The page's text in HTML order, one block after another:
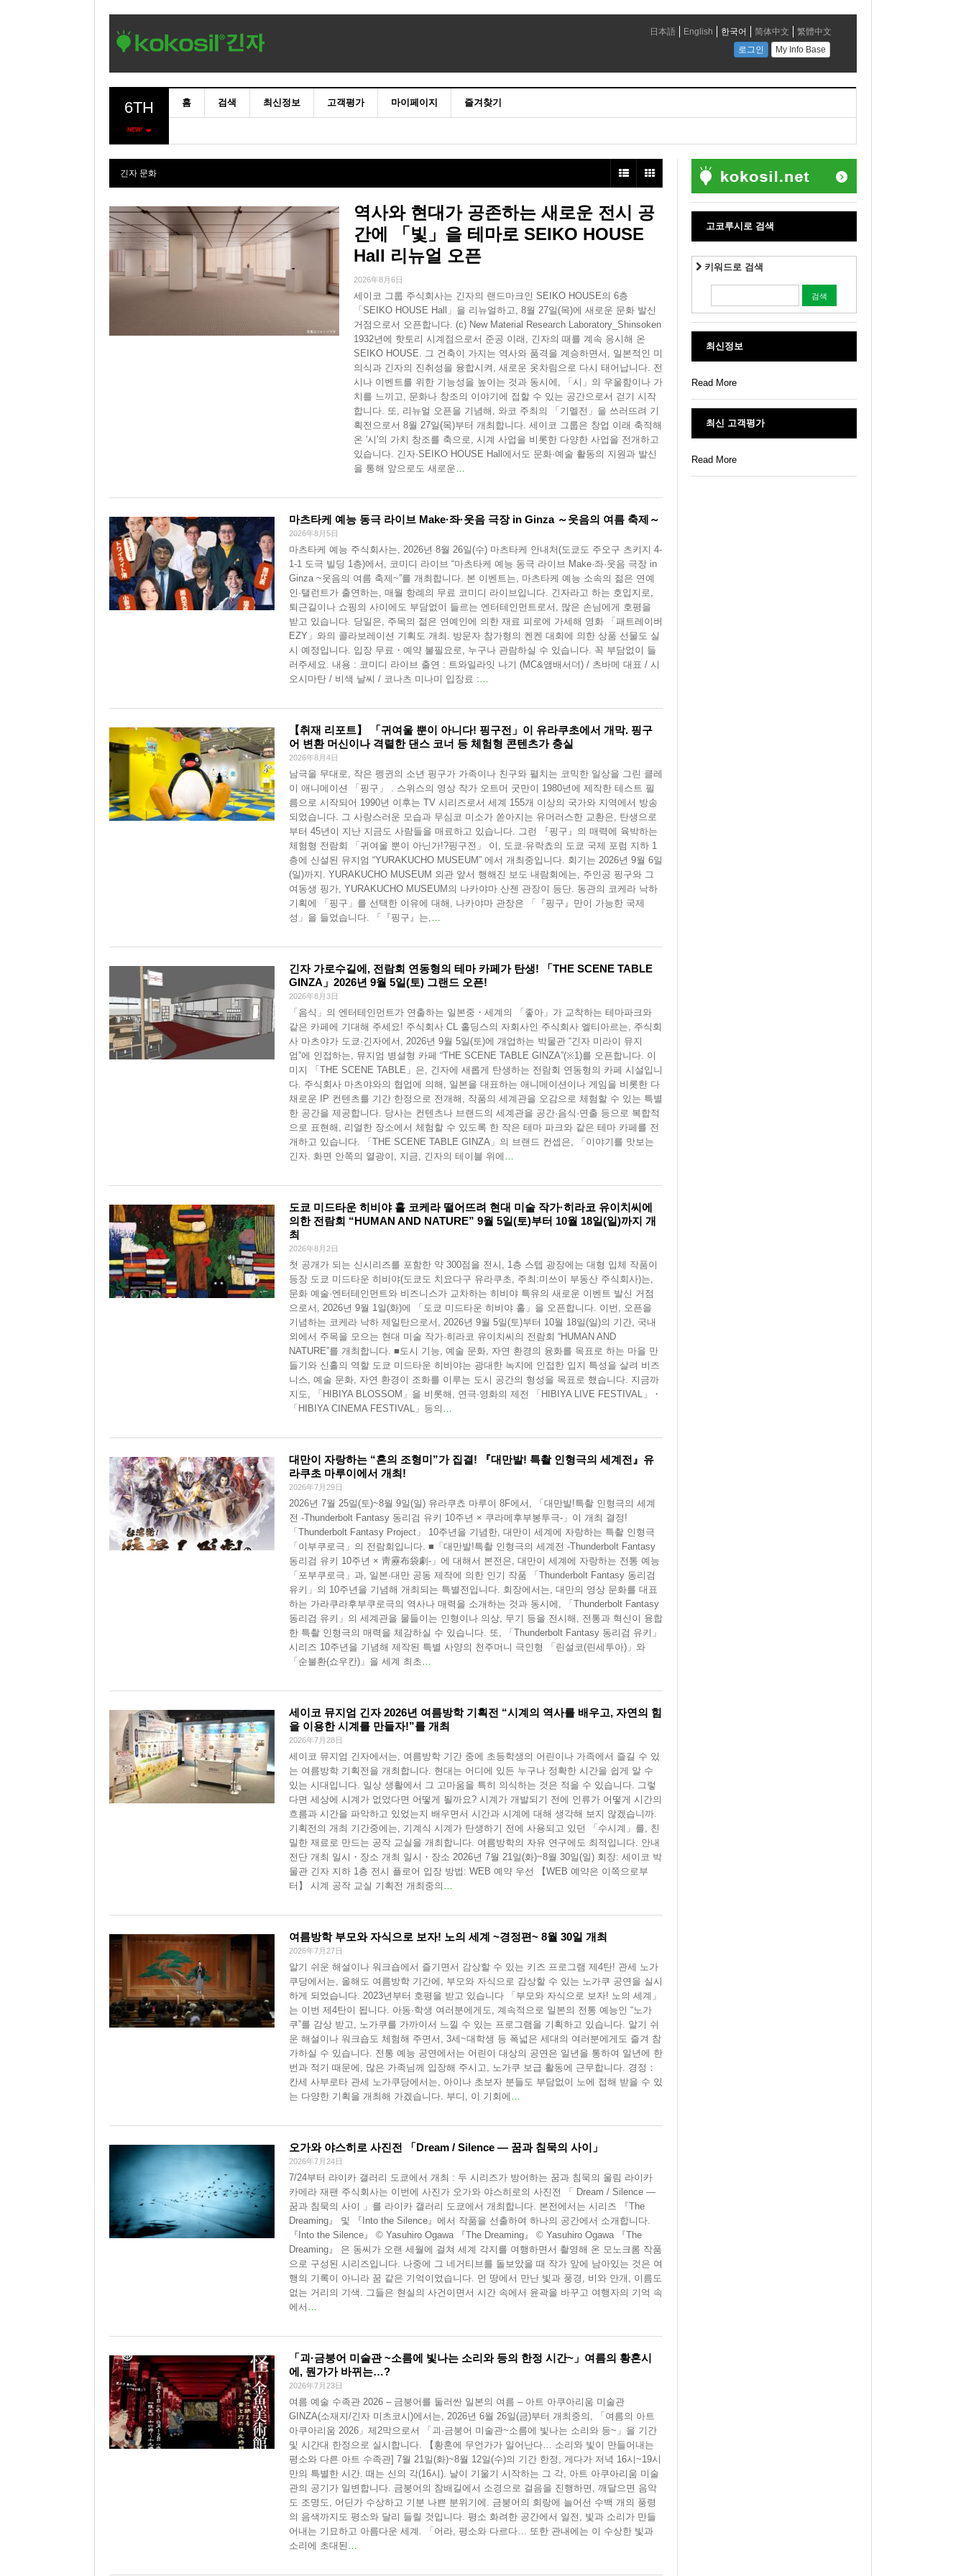
6TH
NEW!
홈 검색 최신정보 고객평가 마이페이지 즐겨찾기
긴자 문화
역사와 현대가 공존하는 새로운 전시 공
간에 「빛」을 테마로 SEIKO HOUSE
Hall 리뉴얼 오픈
2026年8月6日
세이코 그룹 주식회사는 긴자의 랜드마크인 SEIKO HOUSE의 6층
「SEIKO HOUSE Hall」을 리뉴얼하고, 8월 27일(목)에 새로운 문화 발신
거점으로서 오픈합니다. (c) New Material Research Laboratory_Shinsoken
1932년에 핫토리 시계점으로서 준공 이래, 긴자의 때를 계속 응시해 온
SEIKO HOUSE. 그 건축이 가지는 역사와 품격을 계승하면서, 일본적인 미
의식과 긴자의 진취성을 융합시켜, 새로운 옷차림으로 다시 태어납니다. 전
시나 이벤트를 위한 기능성을 높이는 것과 동시에, 「시」의 우울함이나 가
치를 느끼고, 문화나 창조의 이야기에 접할 수 있는 공간으로서 걷기 시작
합니다. 또, 리뉴얼 오픈을 기념해, 와코 주최의 「기멜전」을 쓰러뜨려 기
획전으로서 8월 27일(목)부터 개최합니다. 세이코 그룹은 창업 이래 축적해
온 '시'의 가치 창조를 축으로, 시계 사업을 비롯한 다양한 사업을 전개하고
있습니다. 긴자·SEIKO HOUSE Hall에서도 문화·예술 활동의 지원과 발신
을 통해 앞으로도 새로운…
마츠타케 예능 동극 라이브 Make·좌·웃음 극장 in Ginza ～웃음의 여름 축제～
2026年8月5日
마츠타케 예능 주식회사는, 2026년 8월 26일(수) 마츠타케 안내처(도쿄도 주오구 츠키지 4-
1-1 도극 빌딩 1층)에서, 코미디 라이브 “마츠타케 예능 동극 라이브 Make·좌·웃음 극장 in
Ginza ~웃음의 여름 축제~”를 개최합니다. 본 이벤트는, 마츠타케 예능 소속의 젊은 연예
인·탤런트가 출연하는, 매월 항례의 무료 코미디 라이브입니다. 긴자라고 하는 호입지로,
퇴근길이나 쇼핑의 사이에도 부담없이 들르는 엔터테인먼트로서, 많은 손님에게 호평을
받고 있습니다. 당일은, 주목의 젊은 연예인에 의한 재료 피로에 가세해 영화 「패트레이버
EZY」와의 콜라보레이션 기획도 개최. 방문자 참가형의 켄켄 대회에 의한 상품 선물도 실
시 예정입니다. 입장 무료・예약 불필요로, 누구나 관람하실 수 있습니다. 꼭 부담없이 들
러주세요. 내용 : 코미디 라이브 출연 : 트와일라잇 나기 (MC&앰배서더) / 츠바메 대표 / 시
오시마탄 / 비색 날씨 / 코나츠 미나미 입장료 :…
【취재 리포트】 「귀여울 뿐이 아니다! 핑구전」이 유라쿠초에서 개막. 핑구
어 변환 머신이나 격렬한 댄스 코너 등 체험형 콘텐츠가 충실
2026年8月4日
남극을 무대로, 작은 펭귄의 소년 핑구가 가족이나 친구와 펼치는 코믹한 일상을 그린 클레
이 애니메이션 「핑구」 . 스위스의 영상 작가 오트머 굿만이 1980년에 제작한 테스트 필
름으로 시작되어 1990년 이후는 TV 시리즈로서 세계 155개 이상의 국가와 지역에서 방송
되었습니다. 그 사랑스러운 모습과 무심코 미소가 쏟아지는 유머러스한 교환은, 탄생으로
부터 45년이 지난 지금도 사람들을 매료하고 있습니다. 그런 『핑구』의 매력에 육박하는
체험형 전람회 「귀여울 뿐이 아닌가!?핑구전」 이, 도쿄·유락쵸의 도쿄 국제 포럼 지하 1
층에 신설된 뮤지엄 “YURAKUCHO MUSEUM” 에서 개최중입니다. 회기는 2026년 9월 6일
(일)까지. YURAKUCHO MUSEUM 외관 앞서 행해진 보도 내람회에는, 주인공 핑구와 그
여동생 핑가, YURAKUCHO MUSEUM의 나카야마 산젠 관장이 등단. 동관의 코케라 낙하
기획에 「핑구」를 선택한 이유에 대해, 나카야마 관장은 「『핑구』만이 가능한 국제
성」을 들었습니다. 「『핑구』는,…
긴자 가로수길에, 전람회 연동형의 테마 카페가 탄생! 「THE SCENE TABLE
GINZA」2026년 9월 5일(토) 그랜드 오픈!
2026年8月3日
「음식」의 엔터테인먼트가 연출하는 일본중・세계의 「좋아」가 교착하는 테마파크와
같은 카페에 기대해 주세요! 주식회사 CL 홀딩스의 자회사인 주식회사 엘티아르는, 주식회
사 마츠야가 도쿄·긴자에서, 2026년 9월 5일(토)에 개업하는 박물관 “긴자 미라이 뮤지
엄”에 인접하는, 뮤지엄 병설형 카페 “THE SCENE TABLE GINZA”(※1)를 오픈합니다. 이
미지 「THE SCENE TABLE」은, 긴자에 새롭게 탄생하는 전람회 연동형의 카페 시설입니
다. 주식회사 마츠야와의 협업에 의해, 일본을 대표하는 애니메이션이나 게임을 비롯한 다
채로운 IP 컨텐츠를 기간 한정으로 전개해, 작품의 세계관을 오감으로 체험할 수 있는 특별
한 공간을 제공합니다. 당사는 컨텐츠나 브랜드의 세계관을 공간·음식·연출 등으로 복합적
으로 표현해, 리얼한 장소에서 체험할 수 있도록 한 작은 테마 파크와 같은 테마 카페를 전
개하고 있습니다. 「THE SCENE TABLE GINZA」의 브랜드 컨셉은, 「이야기를 맛보는
긴자. 화면 안쪽의 열광이, 지금, 긴자의 테이블 위에 …
도쿄 미드타운 히비야 홀 코케라 떨어뜨려 현대 미술 작가·히라코 유이치씨에
의한 전람회 “HUMAN AND NATURE” 9월 5일(토)부터 10월 18일(일)까지 개
최
2026年8月2日
첫 공개가 되는 신시리즈를 포함한 약 300점을 전시, 1층 스텝 광장에는 대형 입체 작품이
등장 도쿄 미드타운 히비야(도쿄도 치요다구 유라쿠초, 주최:미쓰이 부동산 주식회사)는,
문화 예술·엔터테인먼트와 비즈니스가 교차하는 히비야 특유의 새로운 이벤트 발신 거점
으로서, 2026년 9월 1일(화)에 「도쿄 미드타운 히비야 홀」을 오픈합니다. 이번, 오픈을
기념하는 코케라 낙하 제일탄으로서, 2026년 9월 5일(토)부터 10월 18일(일)의 기간, 국내
외에서 주목을 모으는 현대 미술 작가·히라코 유이치씨의 전람회 “HUMAN AND
NATURE”를 개최합니다. ■도시 기능, 예술 문화, 자연 환경의 융화를 목표로 하는 마을 만
들기와 신홀의 역할 도쿄 미드타운 히비야는 광대한 녹지에 인접한 입지 특성을 살려 비즈
니스, 예술 문화, 자연 환경이 조화를 이루는 도시 공간의 형성을 목표로 했습니다. 지금까
지도, 「HIBIYA BLOSSOM」을 비롯해, 연극·영화의 제전 「HIBIYA LIVE FESTIVAL」・
「HIBIYA CINEMA FESTIVAL」등의 …
대만이 자랑하는 “혼의 조형미”가 집결! 『대만발! 특촬 인형극의 세계전』유
라쿠초 마루이에서 개최!
2026年7月29日
2026년 7월 25일(토)~8월 9일(일) 유라쿠쵸 마루이 8F에서, 「대만발!특촬 인형극의 세계
전 -Thunderbolt Fantasy 동리검 유키 10주년 × 쿠라메후부봉투극-」이 개최 결정!
「Thunderbolt Fantasy Project」 10주년을 기념한, 대만이 세계에 자랑하는 특촬 인형극
「이부쿠로극」의 전람회입니다. ■「대만발!특촬 인형극의 세계전 -Thunderbolt Fantasy
동리검 유키 10주년 × 靑靂布袋劇-」에 대해서 본전은, 대만이 세계에 자랑하는 전통 예능
「포부쿠로극」과, 일본·대만 공동 제작에 의한 인기 작품 「Thunderbolt Fantasy 동리검
유키」의 10주년을 기념해 개최되는 특별전입니다. 회장에서는, 대만의 영상 문화를 대표
하는 가라쿠라후부쿠로극의 역사나 매력을 소개하는 것과 동시에, 「Thunderbolt Fantasy
동리검 유키」의 세계관을 물들이는 인형이나 의상, 무기 등을 전시해, 전통과 혁신이 융합
한 특촬 인형극의 매력을 체감하실 수 있습니다. 또, 「Thunderbolt Fantasy 동리검 유키」
시리즈 10주년을 기념해 제작된 특별 사양의 천주머니 극인형 「린설코(린세투아)」와
「순불환(쇼우칸)」을 세계 최초…
세이코 뮤지엄 긴자 2026년 여름방학 기획전 “시계의 역사를 배우고, 자연의 힘
을 이용한 시계를 만들자!”를 개최
2026年7月28日
세이코 뮤지엄 긴자에서는, 여름방학 기간 중에 초등학생의 어린이나 가족에서 즐길 수 있
는 여름방학 기획전을 개최합니다. 현대는 어디에 있든 누구나 정확한 시간을 쉽게 알 수
있는 시대입니다. 일상 생활에서 그 고마움을 특히 의식하는 것은 적을 수 있습니다. 그렇
다면 세상에 시계가 없었다면 어떻게 될까요? 시계가 개발되기 전에 인류가 어떻게 시간의
흐름과 시간을 파악하고 있었는지 배우면서 시간과 시계에 대해 생각해 보지 않겠습니까.
기획전의 개최 기간중에는, 기계식 시계가 탄생하기 전에 사용되고 있던 「수시계」를, 친
밀한 재료로 만드는 공작 교실을 개최합니다. 여름방학의 자유 연구에도 최적입니다. 안내
전단 개최 일시・장소 개최 일시・장소 2026년 7월 21일(화)~8월 30일(일) 회장: 세이코 박
물관 긴자 지하 1층 전시 플로어 입장 방법: WEB 예약 우선 【WEB 예약은 이쪽으로부
터】 시계 공작 교실 기획전 개최중의 …
여름방학 부모와 자식으로 보자! 노의 세계 ~경정편~ 8월 30일 개최
2026年7月27日
알기 쉬운 해설이나 워크숍에서 즐기면서 감상할 수 있는 키즈 프로그램 제4탄! 관세 노가
쿠당에서는, 올해도 여름방학 기간에, 부모와 자식으로 감상할 수 있는 노가쿠 공연을 실시
하게 되었습니다. 2023년부터 호평을 받고 있습니다 「부모와 자식으로 보자! 노의 세계」
는 이번 제4탄이 됩니다. 아동·학생 여러분에게도, 계속적으로 일본의 전통 예능인 “노가
쿠”를 감상 받고, 노가쿠를 가까이서 느낄 수 있는 프로그램을 기획하고 있습니다. 알기 쉬
운 해설이나 워크숍도 체험해 주면서, 3세~대학생 등 폭넓은 세대의 여러분에게도 즐겨 참
가하실 수 있습니다. 전통 예능 공연에서는 어린이 대상의 공연은 일년을 통하여 일년에 한
번과 적기 때문에, 많은 가족님께 입장해 주시고, 노가쿠 보급 활동에 근무합니다. 경정：
칸세 사부로타 관세 노가쿠당에서는, 아이나 초보자 분들도 부담없이 노에 접해 받을 수 있
는 다양한 기획을 개최해 가겠습니다. 부디, 이 기회에 …
오가와 야스히로 사진전 「Dream / Silence ― 꿈과 침묵의 사이」
2026年7月24日
7/24부터 라이카 갤러리 도쿄에서 개최 : 두 시리즈가 방어하는 꿈과 침묵의 울림 라이카
카메라 재팬 주식회사는 이번에 사진가 오가와 야스히로의 사진전 「 Dream / Silence ―
꿈과 침묵의 사이 」를 라이카 갤러리 도쿄에서 개최합니다. 본전에서는 시리즈 『The
Dreaming』 및 『Into the Silence』에서 작품을 선출하여 하나의 공간에서 소개합니다.
『Into the Silence』 © Yasuhiro Ogawa 『The Dreaming』 © Yasuhiro Ogawa 『The
Dreaming』 은 동씨가 오랜 세월에 걸쳐 세계 각지를 여행하면서 촬영해 온 모노크롬 작품
으로 구성된 시리즈입니다. 나중에 그 네거티브를 돌보았을 때 작가 앞에 남아있는 것은 여
행의 기록이 아니라 꿈 같은 기억이었습니다. 먼 땅에서 만난 빛과 풍경, 비와 안개, 이름도
없는 거리의 기색. 그들은 현실의 사건이면서 시간 속에서 윤곽을 바꾸고 여행자의 기억 속
에서 …
「괴·금붕어 미술관 ~소름에 빛나는 소리와 등의 한정 시간~」여름의 황혼시
에, 뭔가가 바뀌는…?
2026年7月23日
여름 예술 수족관 2026 – 금붕어를 둘러싼 일본의 여름 – 아트 아쿠아리움 미술관
GINZA(소재지/긴자 미츠코시)에서는, 2026년 6월 26일(금)부터 개최중의, 「여름의 아트
아쿠아리움 2026」제2막으로서 「괴·금붕어 미술관~소름에 빛나는 소리와 등~」을 기간
및 시간대 한정으로 실시합니다. 【황혼에 무언가가 일어난다… 소리와 빛이 만들어내는
평소와 다른 아트 수족관] 7월 21일(화)~8월 12일(수)의 기간 한정, 게다가 저녁 16시~19시
만의 특별한 시간. 때는 신의 각(16시). 날이 기울기 시작하는 그 각, 아트 아쿠아리움 미술
관의 공기가 일변합니다. 금붕어의 참배길에서 소경으로 걸음을 진행하면, 깨달으면 음악
도 조명도, 어딘가 수상하고 기분 나쁜 분위기에. 금붕어의 회랑에 늘어선 수백 개의 풍령
의 음색까지도 평소와 달리 들릴 것입니다. 평소 화려한 공간에서 일전, 빛과 소리가 만들
어내는 기묘하고 아름다운 세계. 「어라, 평소와 다르다… 또한 관내에는 이 수상한 빛과
소리에 초대된 …
고코루시로 검색
키워드로 검색
최신정보
Read More
최신 고객평가
Read More